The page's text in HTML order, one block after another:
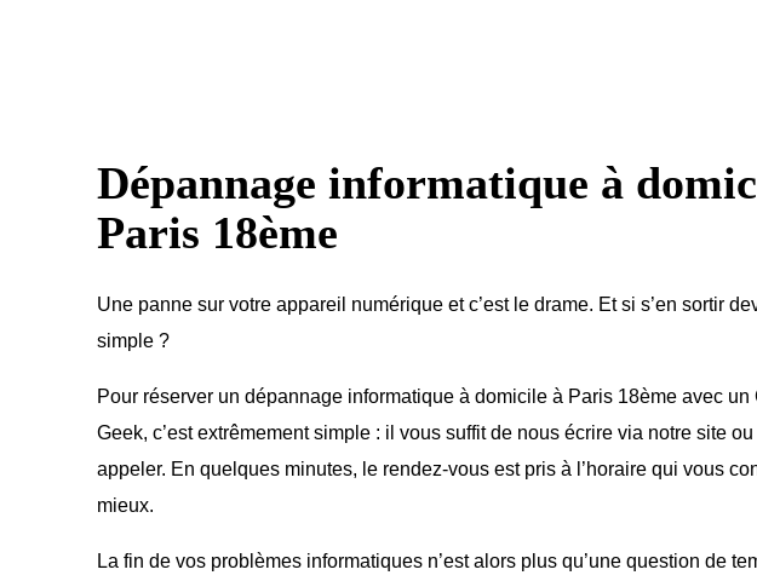
Dépannage informatique à
Paris 18ème
Une panne sur votre appareil numérique et c’est le drame. Et si s’en sortir
simple ?
Pour réserver un dépannage informatique à domicile à Paris 18ème avec un
Geek, c’est extrêmement simple : il vous suffit de nous écrire via notre site
appeler. En quelques minutes, le rendez-vous est pris à l’horaire qui vous
mieux.
La fin de vos problèmes informatiques n’est alors plus qu’une question de